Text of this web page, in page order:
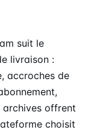
suit le
livraison :
accroches de
archives offrent
choisit